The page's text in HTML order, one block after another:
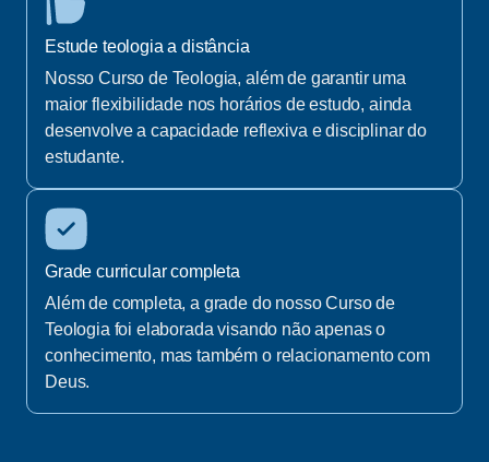
Estude teologia a distância
Nosso Curso de Teologia, além de garantir uma
maior flexibilidade nos horários de estudo, ainda
desenvolve a capacidade reflexiva e disciplinar do
estudante.
Grade curricular completa
Além de completa, a grade do nosso Curso de
Teologia foi elaborada visando não apenas o
conhecimento, mas também o relacionamento com
Deus.